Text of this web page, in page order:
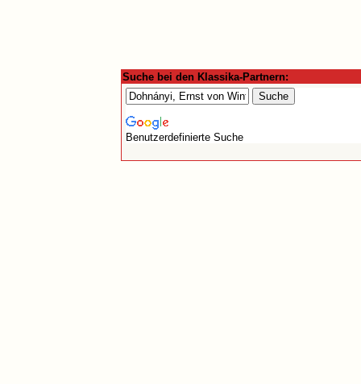
Suche bei den Klassika-Partnern:
Benutzerdefinierte Suche